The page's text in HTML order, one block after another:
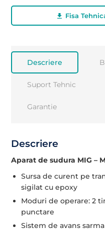
Fisa
Descriere
Suport Tehnic
Garantie
Descriere
Aparat de sudura MIG –
Sursa de curent pe
sigilat cu epoxy
Moduri de operare: 2
punctare
Sistem de avans